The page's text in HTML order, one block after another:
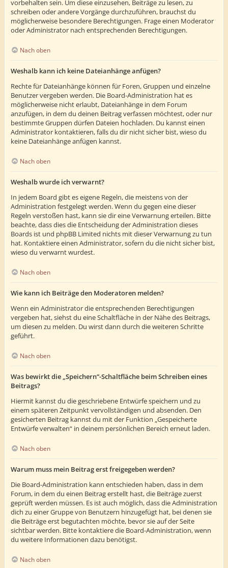
vorbehalten sein. Um diese einzusehen, Beiträge zu lesen, zu
schreiben oder andere Vorgänge durchzuführen, brauchst du
möglicherweise besondere Berechtigungen. Frage einen Moderator
oder Administrator nach entsprechenden Berechtigungen.
Nach oben
Weshalb kann ich keine Dateianhänge anfügen?
Rechte für Dateianhänge können für Foren, Gruppen und einzelne
Benutzer vergeben werden. Die Board-Administration hat es
möglicherweise nicht erlaubt, Dateianhänge in dem Forum
anzufügen, in dem du deinen Beitrag verfassen möchtest, oder nur
bestimmte Gruppen dürfen Dateien hochladen. Du kannst einen
Administrator kontaktieren, falls du dir nicht sicher bist, wieso du
keine Dateianhänge anfügen kannst.
Nach oben
Weshalb wurde ich verwarnt?
In jedem Board gibt es eigene Regeln, die meistens von der
Administration festgelegt werden. Wenn du gegen eine dieser
Regeln verstoßen hast, kann sie dir eine Verwarnung erteilen. Bitte
beachte, dass dies die Entscheidung der Administration dieses
Boards ist und phpBB Limited nichts mit dieser Verwarnung zu tun
hat. Kontaktiere einen Administrator, sofern du die nicht sicher bist,
wieso du verwarnt wurdest.
Nach oben
Wie kann ich Beiträge den Moderatoren melden?
Wenn ein Administrator die entsprechenden Berechtigungen
vergeben hat, siehst du eine Schaltfläche in der Nähe des Beitrags,
um diesen zu melden. Du wirst dann durch die weiteren Schritte
geführt.
Nach oben
Was bewirkt die „Speichern“-Schaltfläche beim Schreiben eines
Beitrags?
Hiermit kannst du die geschriebene Entwürfe speichern und zu
einem späteren Zeitpunkt vervollständigen und absenden. Den
gesicherten Beitrag kannst du mit der Funktion „Gespeicherte
Entwürfe verwalten“ in deinem persönlichen Bereich erneut laden.
Nach oben
Warum muss mein Beitrag erst freigegeben werden?
Die Board-Administration kann entschieden haben, dass in dem
Forum, in dem du einen Beitrag erstellt hast, die Beiträge zuerst
geprüft werden müssen. Es ist auch möglich, dass die Administration
dich zu einer Gruppe von Benutzern hinzugefügt hat, bei denen sie
die Beiträge erst begutachten möchte, bevor sie auf der Seite
sichtbar werden. Bitte kontaktiere die Board-Administration, wenn
du weitere Informationen dazu benötigst.
Nach oben